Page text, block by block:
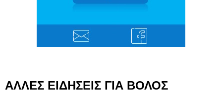
ΑΛΛΕΣ ΕΙΔΗΣΕΙΣ ΓΙΑ ΒΟΛΟΣ